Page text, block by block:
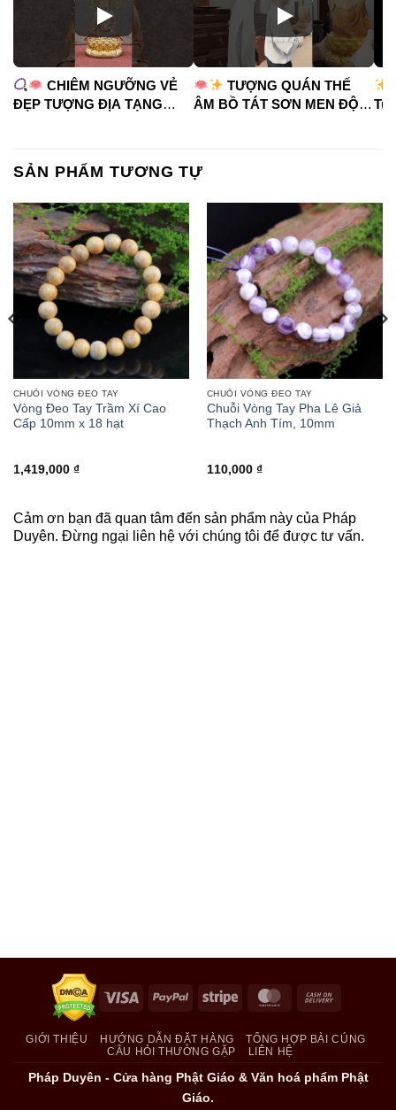
CHIÊM NGƯỠNG VẺ
ĐẸP TƯỢNG ĐỊA TẠNG
#tuongphat
#diatangvuongbotat
TƯỢNG QUÁN THẾ
ÂM BỒ TÁT SƠN MEN ĐỘ
SẢN PHẨM TƯƠNG TỰ
CHUỖI VÒNG ĐEO TAY
Vòng Đeo Tay Trầm Xí Cao
Cấp 10mm x 18 hạt
1,419,000 ₫
CHUỖI VÒNG ĐEO TAY
Chuỗi Vòng Tay Pha Lê Giả
Thạch Anh Tím, 10mm
110,000 ₫
₫
Cảm ơn bạn đã quan tâm đến sản phẩm này của Pháp
Duyên. Đừng ngại liên hệ với chúng tôi để được tư vấn.
Visa PayPal Stripe MasterCard
Delivery
GIỚI THIỆU HƯỚNG DẪN ĐẶT HÀNG
TỔNG HỢP BÀI CÚNG
CÂU HỎI THƯỜNG GẶP
LIÊN HỆ
Pháp Duyên - Cửa hàng Phật Giáo & Văn hoá phẩm Phật
Giáo.